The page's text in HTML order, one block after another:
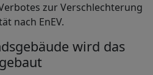
zur Verschlechterung
nach EnEV.
wird das